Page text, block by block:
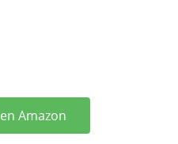
Amazon